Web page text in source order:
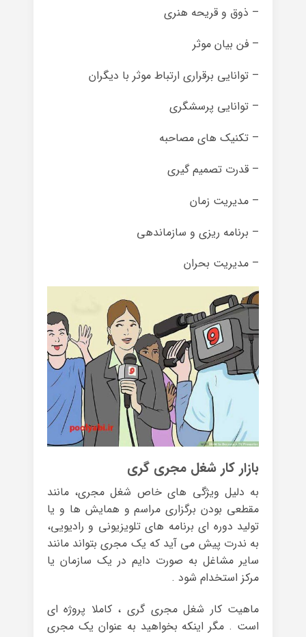
– ذوق و قریحه هنری
– فن بیان موثر
– توانایی برقراری ارتباط موثر با دیگران
– توانایی پرسشگری
– تکنیک های مصاحبه
– قدرت تصمیم گیری
– مدیریت زمان
– برنامه ریزی و سازماندهی
– مدیریت بحران
بازار کار شغل مجری گری
به دلیل ویژگی های خاص شغل مجری، مانند
مقطعی بودن برگزاری مراسم و همایش ها و یا
تولید دوره ای برنامه های تلویزیونی و رادیویی،
به ندرت پیش می آید که یک مجری بتواند مانند
سایر مشاغل به صورت دایم در یک سازمان یا
مرکز استخدام شود .
ماهیت کار شغل مجری گری ، کاملا پروژه ای
است . مگر اینکه بخواهید به عنوان یک مجری